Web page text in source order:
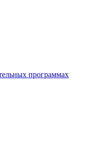
программах